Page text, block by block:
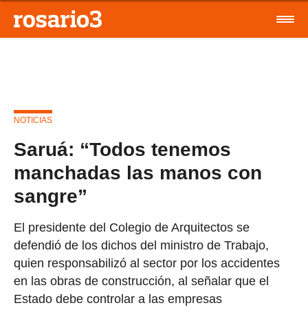
NOTICIAS
Saruá: “Todos tenemos
manchadas las manos con
sangre”
El presidente del Colegio de Arquitectos se
defendió de los dichos del ministro de Trabajo,
quien responsabilizó al sector por los accidentes
en las obras de construcción, al señalar que el
Estado debe controlar a las empresas